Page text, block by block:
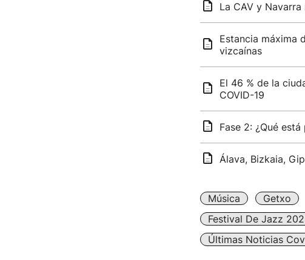
La CAV y
Estancia máxima
vizcaínas
El 46 % de la
COVID-19
Fase 2: ¿Qué
Álava, Bizkaia,
Música Getxo
Festival De Jazz
Últimas Noticias